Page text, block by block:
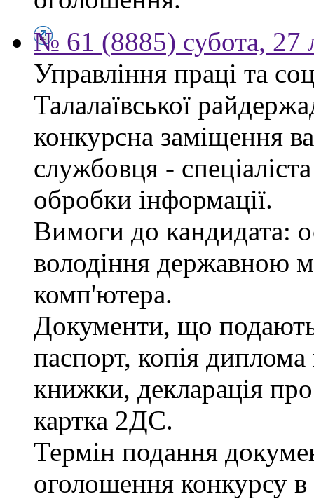
№ 61 (8885) субота, 27
Управління праці та
Талалаївської
конкурсна заміщення
службовця -
обробки інформації.
Вимоги до кандидата:
володіння державною
комп'ютера.
Документи, що
паспорт, копія диплома
книжки, декларація
картка 2ДС.
Термін подання
оголошення конкурсу в